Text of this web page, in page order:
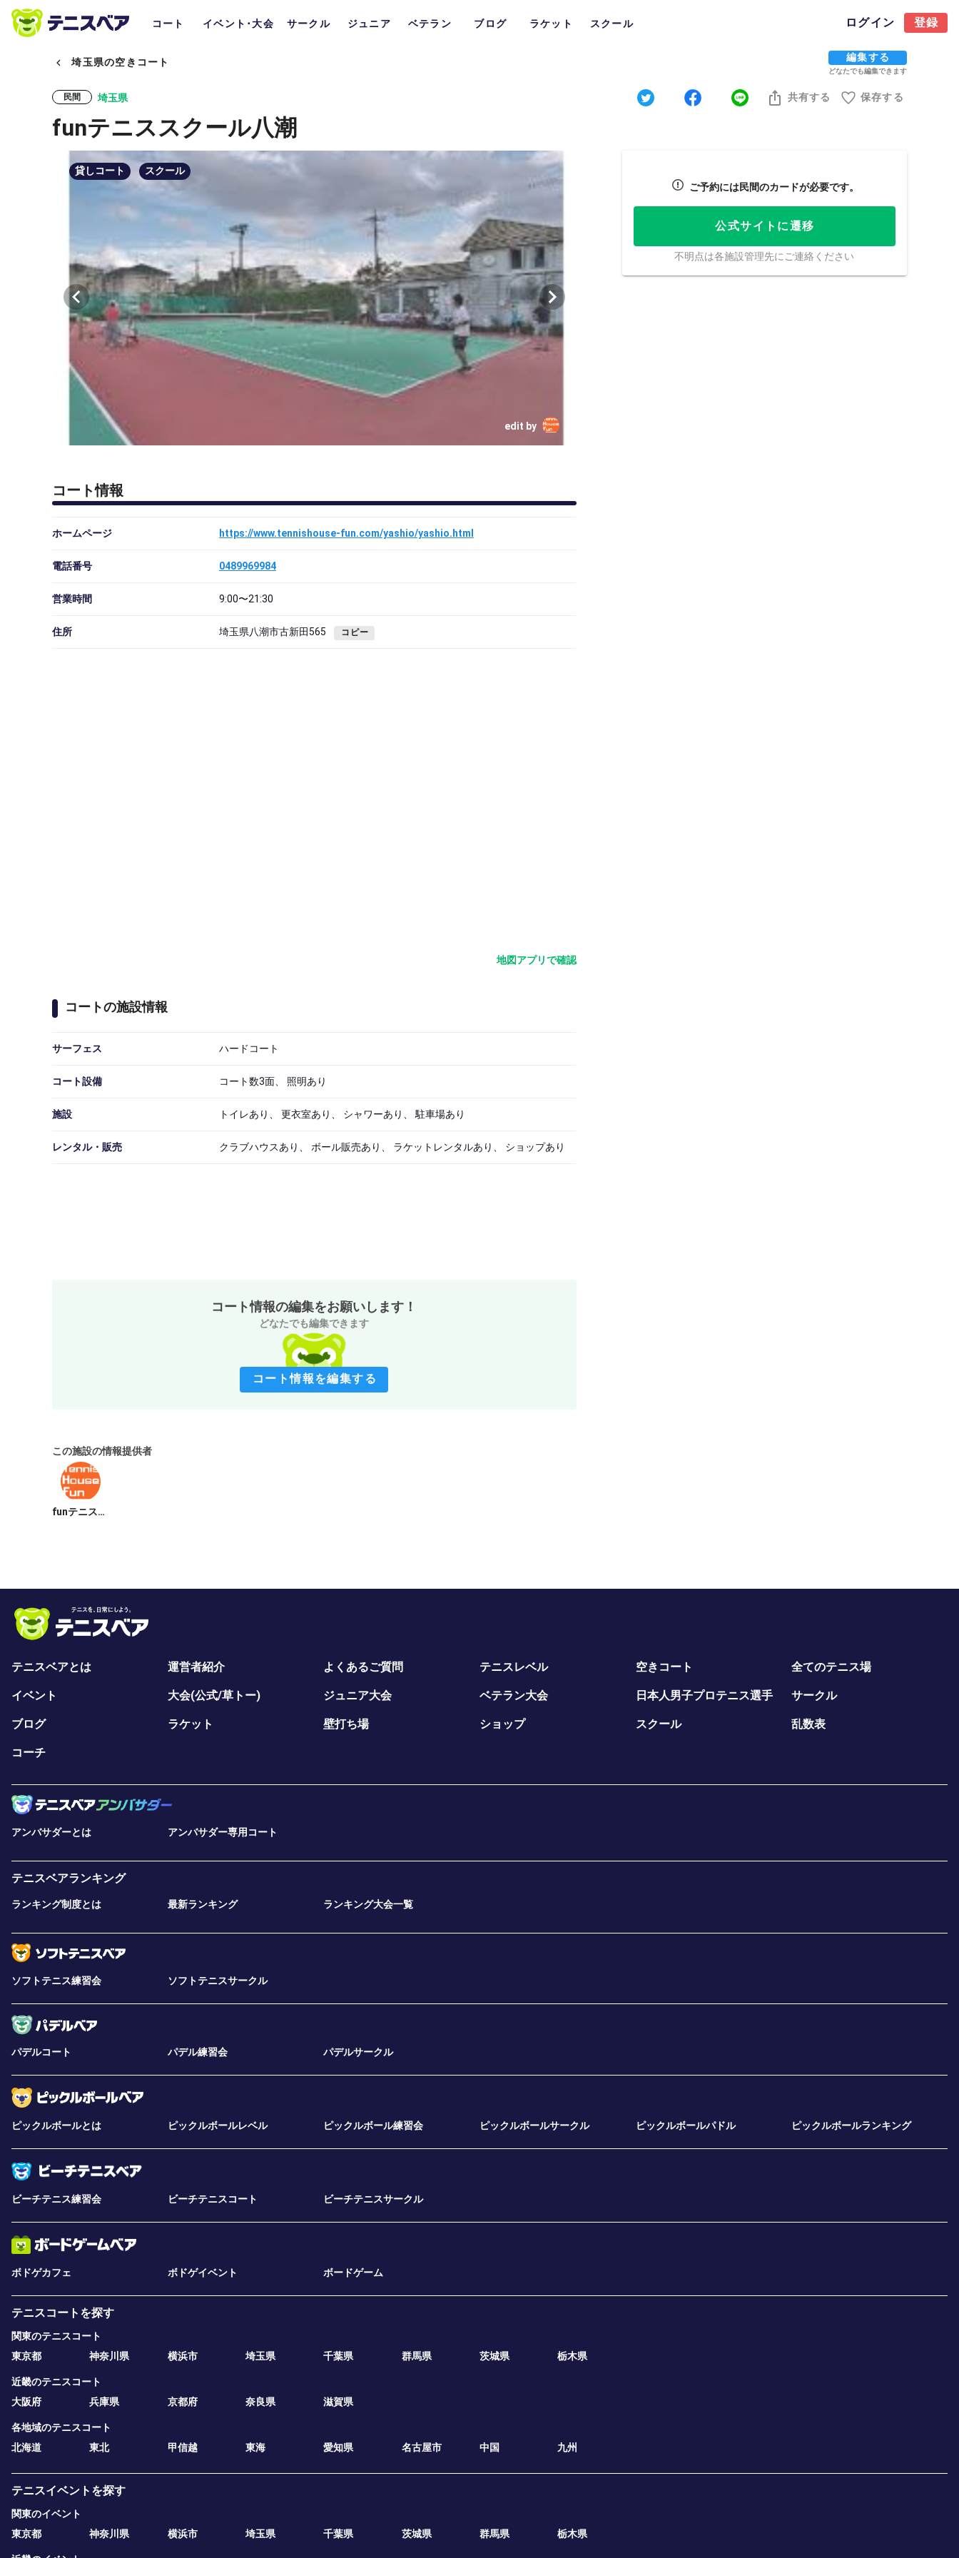
コート イベント･大会 サークル ジュニア ベテラン ブログ ラケット スクール ログイン 登録
埼玉県の空きコート 編集する
どなたでも編集できます
民間 埼玉県 共有する 保存する
funテニススクール八潮
貸しコート スクール
edit by
コート情報
ホームページ https://www.tennishouse-fun.com/yashio/yashio.html
電話番号 0489969984
営業時間 9:00〜21:30
住所 埼玉県八潮市古新田565 コピー
地図アプリで確認
コートの施設情報
サーフェス ハードコート
コート設備 コート数3面、 照明あり
施設 トイレあり、 更衣室あり、 シャワーあり、 駐車場あり
レンタル・販売 クラブハウスあり、 ボール販売あり、 ラケットレンタルあり、 ショップあり
コート情報の編集をお願いします！
どなたでも編集できます
コート情報を編集する
ご予約には民間のカードが必要です。
公式サイトに遷移
不明点は各施設管理先にご連絡ください
この施設の情報提供者
funテニススクール八潮
テニスベアとは 運営者紹介 よくあるご質問 テニスレベル 空きコート 全てのテニス場
イベント 大会(公式/草トー) ジュニア大会 ベテラン大会 日本人男子プロテニス選手 サークル
ブログ ラケット 壁打ち場 ショップ スクール 乱数表
コーチ
アンバサダーとは アンバサダー専用コート
テニスベアランキング
ランキング制度とは 最新ランキング ランキング大会一覧
ソフトテニス練習会 ソフトテニスサークル
パデルコート パデル練習会 パデルサークル
ピックルボールとは ピックルボールレベル ピックルボール練習会 ピックルボールサークル ピックルボールパドル ピックルボールランキング
ビーチテニス練習会 ビーチテニスコート ビーチテニスサークル
ボドゲカフェ ボドゲイベント ボードゲーム
テニスコートを探す
関東のテニスコート
東京都
神奈川県 横浜市 埼玉県 千葉県 群馬県 茨城県 栃木県
近畿のテニスコート
大阪府
兵庫県 京都府 奈良県 滋賀県
各地域のテニスコート
北海道
東北 甲信越 東海 愛知県 名古屋市 中国 九州
テニスイベントを探す
関東のイベント
東京都
神奈川県 横浜市 埼玉県 千葉県 茨城県 群馬県 栃木県